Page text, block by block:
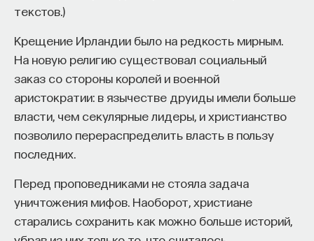
текстов.)
Крещение Ирландии было на редкость мирным.
На новую религию существовал социальный
заказ со стороны королей и военной
аристократии: в язычестве друиды имели больше
власти, чем секулярные лидеры, и христианство
позволило перераспределить власть в пользу
последних.
Перед проповедниками не стояла задача
уничтожения мифов. Наоборот, христиане
старались сохранить как можно больше историй,